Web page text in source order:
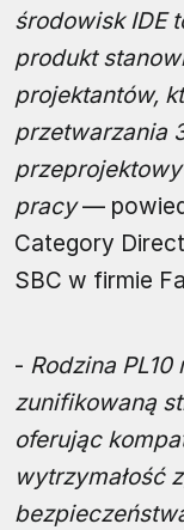
środowisk IDE
produkt
projektantów,
przetwarzania
pracy—
Category
SBC w firmie
- Rodzina
zunifikowaną
oferując
wytrzymałość